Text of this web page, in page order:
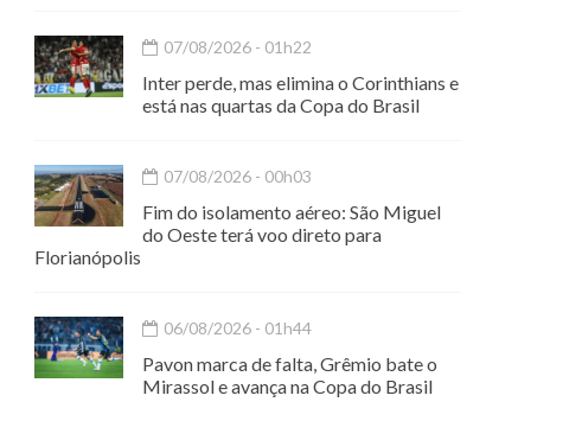
07/08/2026 - 01h22
Inter perde, mas elimina o Corinthians e
está nas quartas da Copa do Brasil
07/08/2026 - 00h03
Fim do isolamento aéreo: São Miguel
do Oeste terá voo direto para
Florianópolis
06/08/2026 - 01h44
Pavon marca de falta, Grêmio bate o
Mirassol e avança na Copa do Brasil